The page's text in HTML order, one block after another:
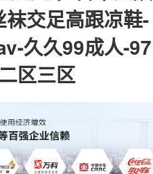
交足高跟凉鞋-
久久99成人-97
区三区